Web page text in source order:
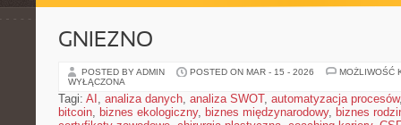
GNIEZNO
POSTED BY ADMIN POSTED ON MAR - 15 - 2026
MOŻLIWOŚĆ
WYŁĄCZONA
Tagi: AI , analiza danych, analiza SWOT, automatyzacja procesów
bitcoin, biznes ekologiczny, biznes międzynarodowy, biznes